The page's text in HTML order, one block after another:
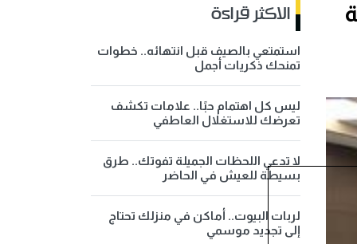
الاكثر قراءة
استمتعي بالصيف قبل انتهائه.. خطوات
تمنحك ذكريات أجمل
ليس كل اهتمام حبًا.. علامات تكشف
تعرضك للاستغلال العاطفي
لا تدعي اللحظات الجميلة تفوتك.. طرق
بسيطة للعيش في الحاضر
لربات البيوت.. أماكن في منزلك تحتاج
إلى تجديد موسمي